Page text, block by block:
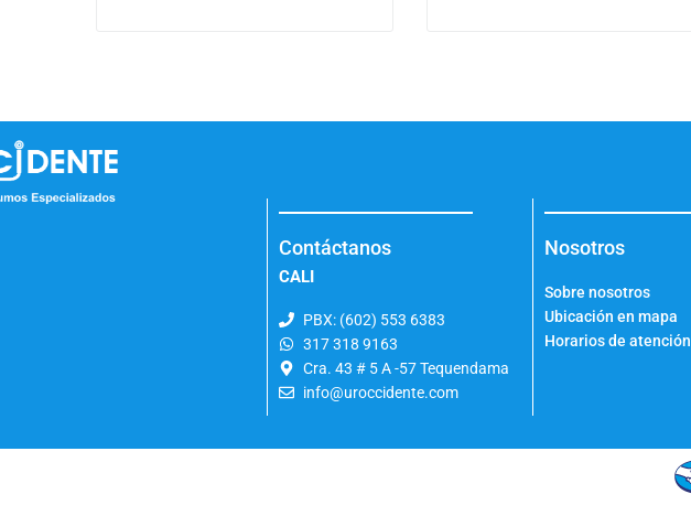
Contáctanos
CALI
PBX: (602) 553 6383
317 318 9163
Cra. 43 # 5 A -57 Tequendama
info@uroccidente.com
Nosotros
Sobre nosotros
Ubicación en mapa
Horarios de atención